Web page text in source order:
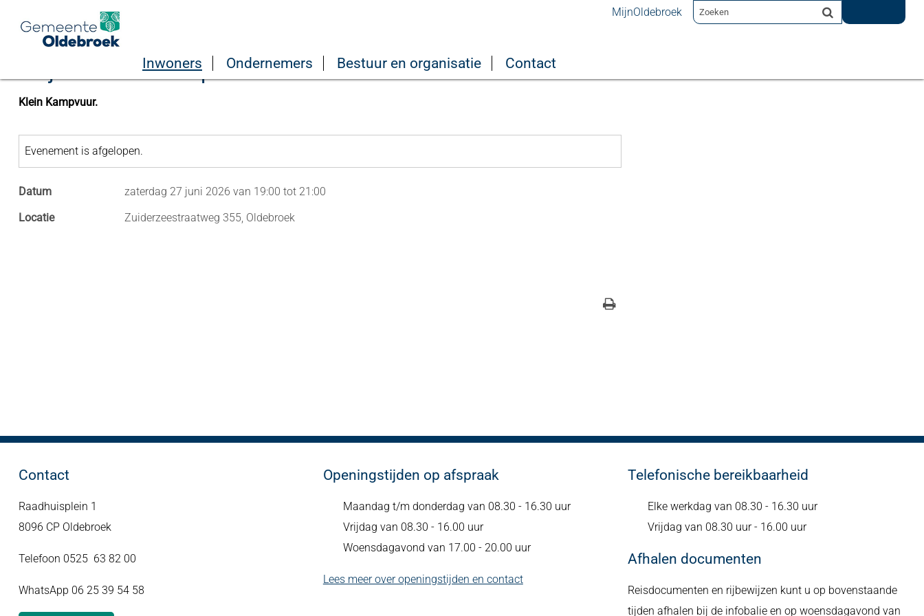
MijnOldebroek
Inwoners Ondernemers Bestuur en organisatie Contact
Home Sport, vrije tijd en cultuur
27 juni - Klein Kampvuur
Klein Kampvuur.
Evenement is afgelopen.
Datum
zaterdag 27 juni 2026 van 19:00 tot 21:00
Locatie
Zuiderzeestraatweg 355, Oldebroek
Contact
Raadhuisplein 1
8096 CP Oldebroek
Telefoon 0525 63 82 00
WhatsApp 06 25 39 54 58
Openingstijden op afspraak
Maandag t/m donderdag van 08.30 - 16.30 uur
Vrijdag van 08.30 - 16.00 uur
Woensdagavond van 17.00 - 20.00 uur
Lees meer over openingstijden en contact
Telefonische bereikbaarheid
Elke werkdag van 08.30 - 16.30 uur
Vrijdag van 08.30 uur - 16.00 uur
Afhalen documenten
Reisdocumenten en rijbewijzen kunt u op bovenstaande
tijden afhalen bij de infobalie en op woensdagavond van